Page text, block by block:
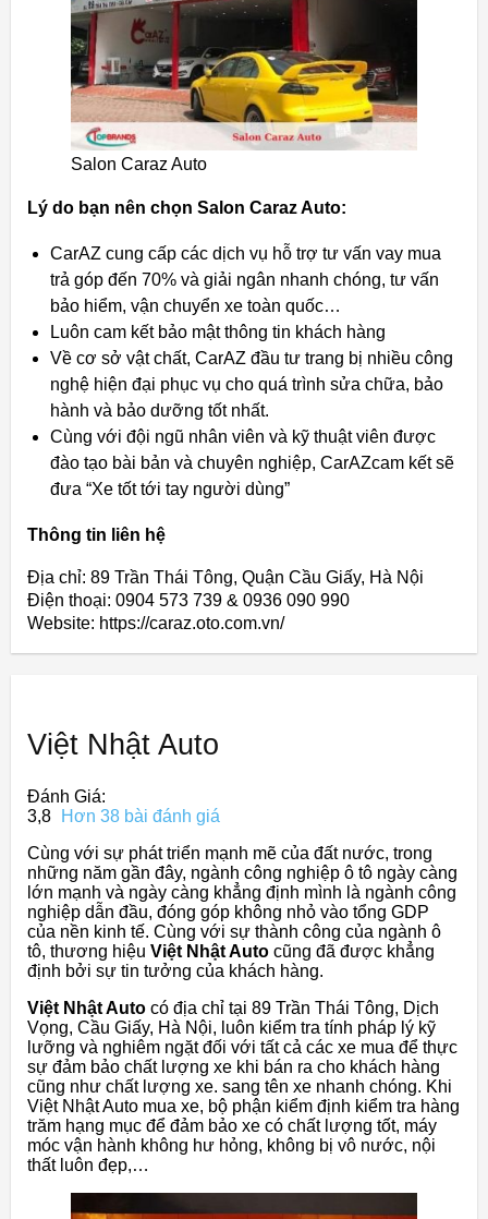
Salon Caraz Auto
Lý do bạn nên chọn Salon Caraz Auto:
CarAZ cung cấp các dịch vụ hỗ trợ tư vấn vay mua
trả góp đến 70% và giải ngân nhanh chóng, tư vấn
bảo hiểm, vận chuyển xe toàn quốc…
Luôn cam kết bảo mật thông tin khách hàng
Về cơ sở vật chất, CarAZ đầu tư trang bị nhiều công
nghệ hiện đại phục vụ cho quá trình sửa chữa, bảo
hành và bảo dưỡng tốt nhất.
Cùng với đội ngũ nhân viên và kỹ thuật viên được
đào tạo bài bản và chuyên nghiệp, CarAZcam kết sẽ
đưa “Xe tốt tới tay người dùng”
Thông tin liên hệ
Địa chỉ: 89 Trần Thái Tông, Quận Cầu Giấy, Hà Nội
Điện thoại: 0904 573 739 & 0936 090 990
Website: https://caraz.oto.com.vn/
Việt Nhật Auto
Đánh Giá:
3,8
Hơn 38 bài đánh giá
Cùng với sự phát triển mạnh mẽ của đất nước, trong
những năm gần đây, ngành công nghiệp ô tô ngày càng
lớn mạnh và ngày càng khẳng định mình là ngành công
nghiệp dẫn đầu, đóng góp không nhỏ vào tổng GDP
của nền kinh tế. Cùng với sự thành công của ngành ô
tô, thương hiệu Việt Nhật Auto cũng đã được khẳng
định bởi sự tin tưởng của khách hàng.
Việt Nhật Auto có địa chỉ tại 89 Trần Thái Tông, Dịch
Vọng, Cầu Giấy, Hà Nội, luôn kiểm tra tính pháp lý kỹ
lưỡng và nghiêm ngặt đối với tất cả các xe mua để thực
sự đảm bảo chất lượng xe khi bán ra cho khách hàng
cũng như chất lượng xe. sang tên xe nhanh chóng. Khi
Việt Nhật Auto mua xe, bộ phận kiểm định kiểm tra hàng
trăm hạng mục để đảm bảo xe có chất lượng tốt, máy
móc vận hành không hư hỏng, không bị vô nước, nội
thất luôn đẹp,…